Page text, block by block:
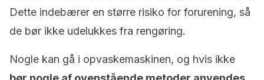
Dette indebærer en større risiko for forurening, så
de bør ikke udelukkes fra rengøring.
Nogle kan gå i opvaskemaskinen, og hvis ikke